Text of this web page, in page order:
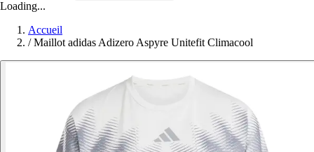
Loading...
Accueil
/ Maillot adidas Adizero Aspyre Unitefit Climacool